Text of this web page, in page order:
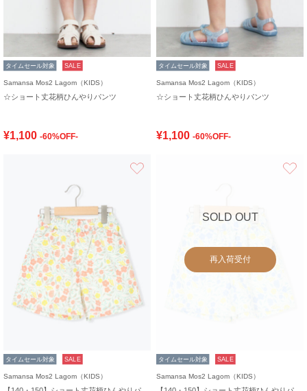
タイムセール対象 SALE
Samansa Mos2 Lagom（KIDS）
☆ショート丈花柄ひんやりパンツ
¥1,100 -60%OFF-
タイムセール対象 SALE
Samansa Mos2 Lagom（KIDS）
☆ショート丈花柄ひんやりパンツ
¥1,100 -60%OFF-
タイムセール対象 SALE
Samansa Mos2 Lagom（KIDS）
SOLD OUT
再入荷受付
タイムセール対象 SALE
Samansa Mos2 Lagom（KIDS）